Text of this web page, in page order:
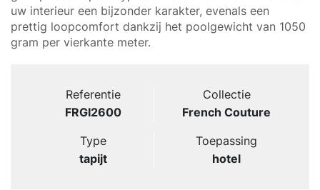
uw interieur een bijzonder karakter, evenals een
prettig loopcomfort dankzij het poolgewicht van 1050
gram per vierkante meter.
Referentie
FRGI2600
Collectie
French Couture
Type
tapijt
Toepassing
hotel